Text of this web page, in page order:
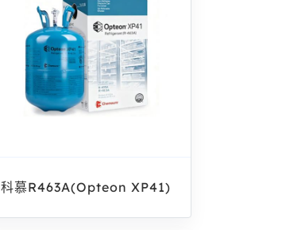
科慕R463A(Opteon XP41)